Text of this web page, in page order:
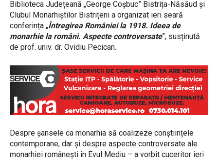
Biblioteca Județeană „George Coșbuc” Bistrița-Năsăud și
Clubul Monarhiștilor Bistrițeni a organizat ieri seară
conferința „Întregirea României la 1918. Ideea de
monarhie la români. Aspecte controversate”, susținută
de prof. univ. dr. Ovidiu Pecican.
Despre șansele ca monarhia să coalizeze conștiințele
contemporane, dar și despre aspecte controversate ale
monarhiei românești în Evul Mediu – a vorbit cuceritor ieri